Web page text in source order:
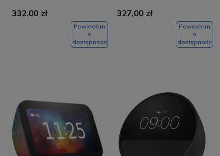
332,00 zł
Powiadom
o
dostępności
327,00 zł
Powiadom
o
dostępności